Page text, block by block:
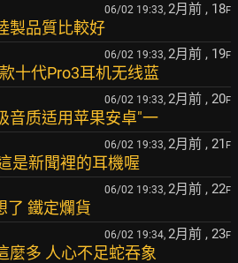
06/02 19:33, 2月前 , 18F
製品質比較好
06/02 19:33, 2月前 , 19F
十代Pro3耳机无线蓝
06/02 19:33, 2月前 , 20F
音质适用苹果安卓"一
06/02 19:33, 2月前 , 21 F
是新聞裡的耳機喔
06/02 19:33, 2月前 , 22F
了 鐵定爛貨
06/02 19:34, 2月前 , 23F
麼多 人心不足蛇吞象